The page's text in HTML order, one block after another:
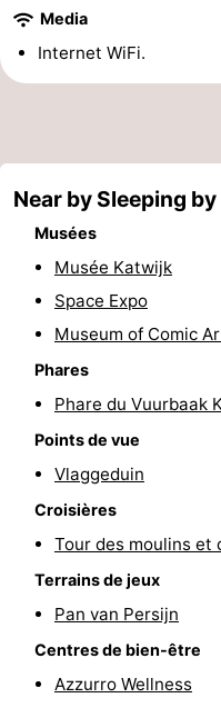
faire
d'intérêt
-
vue
Croisières
Aires
jeux
intérieures
bien-
être
Villages
villes
Nature
Sports
Media
Internet WiFi.
Near by Sleeping by
Musées
Musée Katwijk
Space Expo
Museum of Comic
Phares
Phare du Vuurbaak
Points de vue
Vlaggeduin
Croisières
Tour des moulins et
Terrains de jeux
Pan van Persijn
Centres de bien-être
Azzurro Wellness